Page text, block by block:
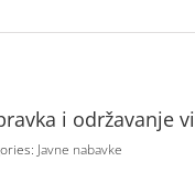
i održavanje
Javne nabavke